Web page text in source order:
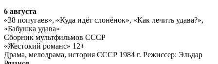
6 августа
«38 попугаев», «Куда идёт слонёнок», «Как лечить удава?»,
«Бабушка удава»
Сборник мультфильмов СССР
«Жестокий романс» 12+
Драма, мелодрама, история СССР 1984 г. Режиссер: Эльдар